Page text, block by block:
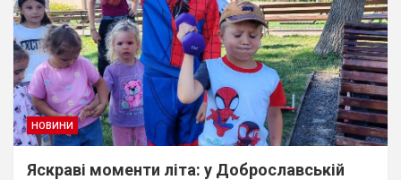
НОВИНИ
Яскраві моменти літа: у Доброславській